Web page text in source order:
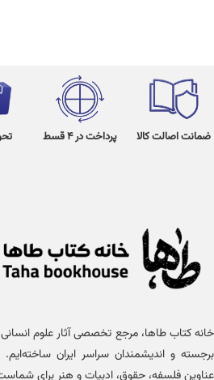
ضمانت اصالت کالا پرداخت در 4 قسط
برجسته و اندیشمندان سراسر ایران
عناوین فلسفه، حقوق، ادبیات و هنر برای